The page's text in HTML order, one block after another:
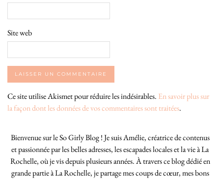
Site web
Ce site utilise Akismet pour réduire les indésirables. En savoir plus sur
la façon dont les données de vos commentaires sont traitées.
Bienvenue sur le So Girly Blog ! Je suis Amélie, créatrice de contenus
et passionnée par les belles adresses, les escapades locales et la vie à La
Rochelle, où je vis depuis plusieurs années. À travers ce blog dédié en
grande partie à La Rochelle, je partage mes coups de cœur, mes bons